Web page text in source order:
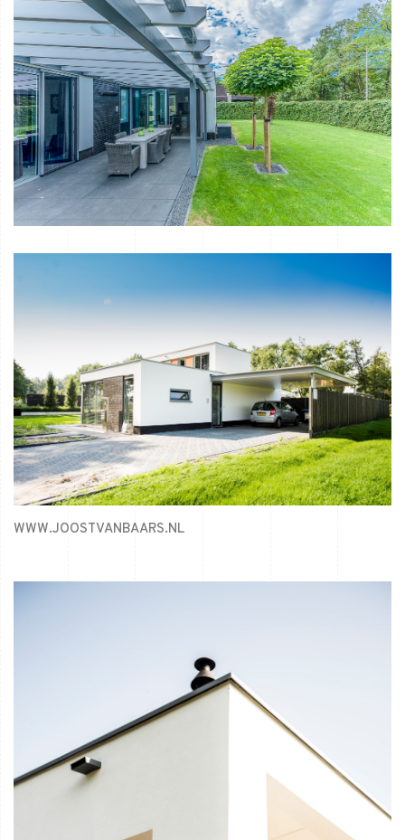
WWW.JOOSTVANBAARS.NL